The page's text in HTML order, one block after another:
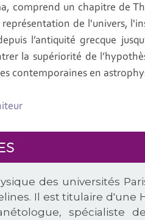
comprend un chapitre de
de l'univers,
l’antiquité grecque
la supériorité de
contemporaines en
des universités
Il est titulaire
spécialiste